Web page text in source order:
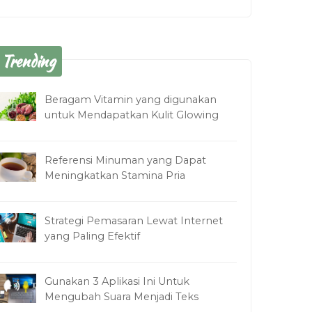
Trending
Beragam Vitamin yang digunakan
untuk Mendapatkan Kulit Glowing
Referensi Minuman yang Dapat
Meningkatkan Stamina Pria
Strategi Pemasaran Lewat Internet
yang Paling Efektif
Gunakan 3 Aplikasi Ini Untuk
Mengubah Suara Menjadi Teks